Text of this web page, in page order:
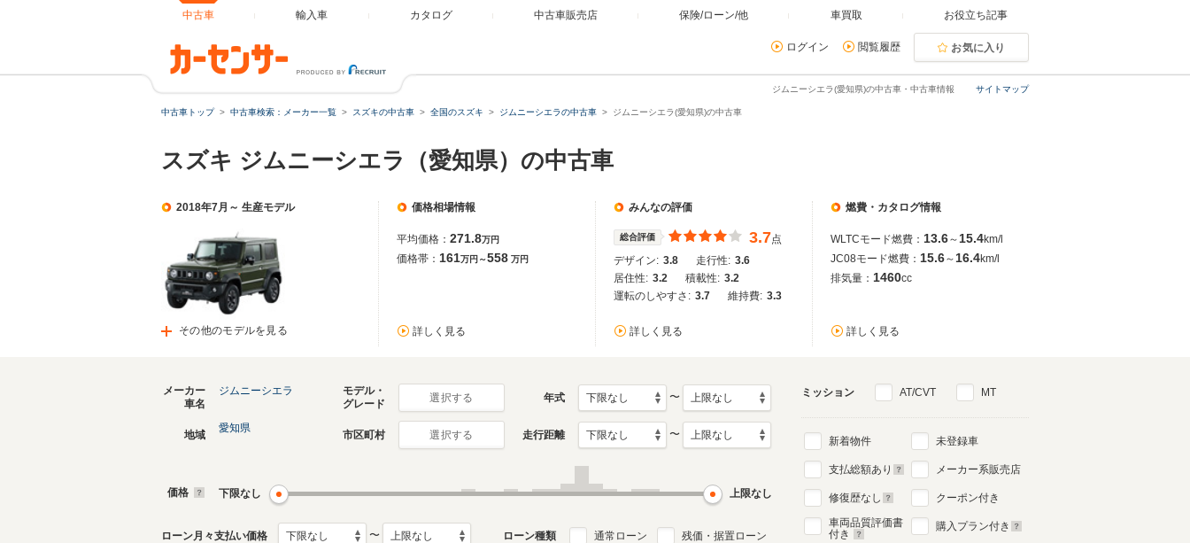
中古車 輸入車 カタログ 中古車販売店 保険/ローン/他 車買取 お役立ち記事
ログイン 閲覧履歴 お気に入り
サイトマップ
ジムニーシエラ(愛知県)の中古車・中古車情報
中古車トップ 中古車検索：メーカー一覧 スズキの中古車 全国のスズキ ジムニーシエラの中古車 ジムニーシエラ(愛知県)の中古車
スズキ ジムニーシエラ（愛知県）の中古車
2018年7月～ 生産モデル
その他のモデルを見る
価格相場情報
平均価格： 271.8万円
価格帯： 161万円～558 万円
詳しく見る
みんなの評価
総合評価 3.7点
デザイン: 3.8 走行性: 3.6
居住性: 3.2 積載性: 3.2
運転のしやすさ: 3.7 維持費: 3.3
詳しく見る
燃費・カタログ情報
WLTCモード燃費： 13.6～ 15.4km/l
JC08モード燃費： 15.6～ 16.4km/l
排気量： 1460cc
詳しく見る
生産モデル
ジムニーシエラのカタログを見る
メーカー
車名
ジムニーシエラ
モデル・
グレード
選択する 年式 〜
地域
愛知県
市区町村 選択する 走行距離 〜
価格 下限なし 上限なし
ローン月々支払い価格 〜 ローン種類 通常ローン 残価・据置ローン
ミッション AT/CVT MT
新着物件
支払総額あり
修復歴なし
車両品質評価書
付き
未登録車
メーカー系販売店
クーポン付き
購入プラン付き